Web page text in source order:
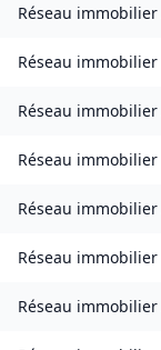
Réseau immobilier
Réseau immobilier
Réseau immobilier
Réseau immobilier
Réseau immobilier
Réseau immobilier
Réseau immobilier